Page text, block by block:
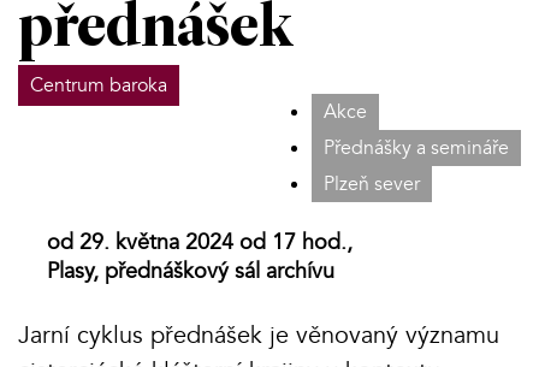
přednášek
Centrum baroka
Akce
Přednášky a semináře
Plzeň sever
od 29. května 2024 od 17 hod.,
Plasy, přednáškový sál archívu
Jarní cyklus přednášek je věnovaný významu